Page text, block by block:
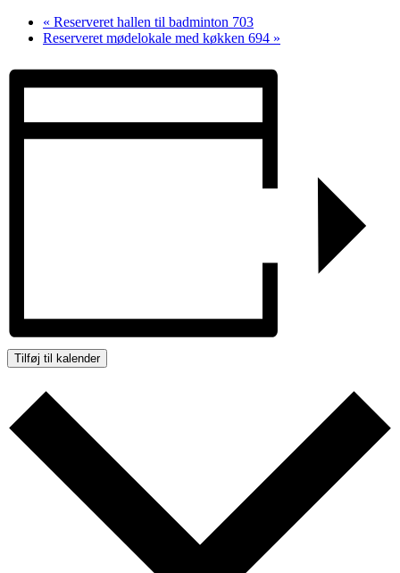
« Reserveret hallen til badminton 703
Reserveret mødelokale med køkken 694 »
Tilføj til kalender